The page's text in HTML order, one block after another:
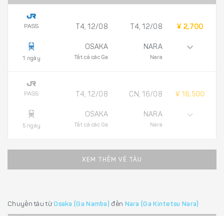
PASS
1 ngày
T4, 12/08
OSAKA
Tất cả các Ga
T4, 12/08
NARA
Nara
¥ 2,700
PASS
5 ngày
T4, 12/08
OSAKA
Tất cả các Ga
CN, 16/08
NARA
Nara
¥ 16,500
XEM THÊM VÉ TÀU
Chuyến tàu từOsaka (Ga Namba) đến Nara (Ga Kintetsu Nara)